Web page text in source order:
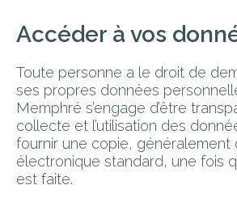
Accéder à vos
Toute personne a le droit de
ses propres données
Memphré s’engage d’être
collecte et l’utilisation des
fournir une copie, généralement
électronique standard, une fois
est faite.